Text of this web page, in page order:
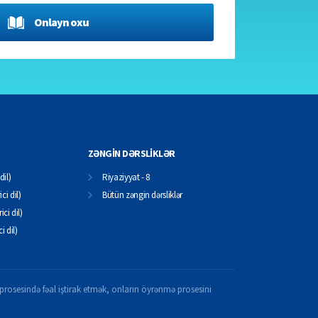
Onlayn oxu
dil)
dil)
dil)
ZƏNGİN DƏRSLİKLƏR
Riyaziyyat - 8
Bütün zəngin dərsliklər
fəal iştirak etmək, onların öyrənmə prosesini